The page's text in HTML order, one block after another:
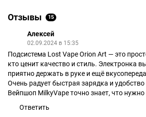
Отзывы 15
Алексей
02.09.2024 в 15:35
Подсистема Lost Vape Orion Art — это
кто ценит качество и стиль. Электронка
приятно держать в руке и ещё
Очень радует быстрая зарядка и
Вейпшоп MilkyVape точно знает, что
Ответить